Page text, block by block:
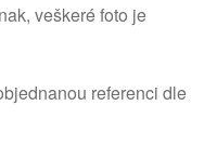
veškeré foto je
referenci dle